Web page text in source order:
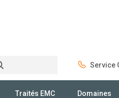
Service
Traités EMC Domaines